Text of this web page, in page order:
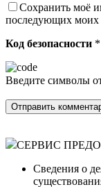
Сохранить моё
последующих моих
Код безопасности *
Введите символы
СЕРВИС
Сведения о